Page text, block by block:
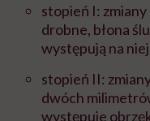
stopień I: zmiany
drobne, błona
występują na
stopień II:
dwóch
występuje